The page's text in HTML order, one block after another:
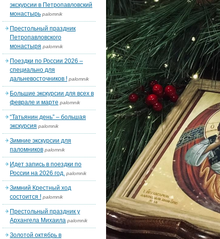
экскурсии в Петропавловский
монастырь palomnik
Престольный праздник
Петропавловского
монастыря palomnik
Поездки по России 2026 –
специально для
дальневосточников ! palomnik
Большие экскурсии для всех в
феврале и марте palomnik
“Татьянин день” – большая
экскурсия palomnik
Зимние экскурсии для
паломников palomnik
Идет запись в поездки по
России на 2026 год. palomnik
Зимний Крестный ход
состоится ! palomnik
Престольный праздник у
Архангела Михаила palomnik
Золотой октябрь в